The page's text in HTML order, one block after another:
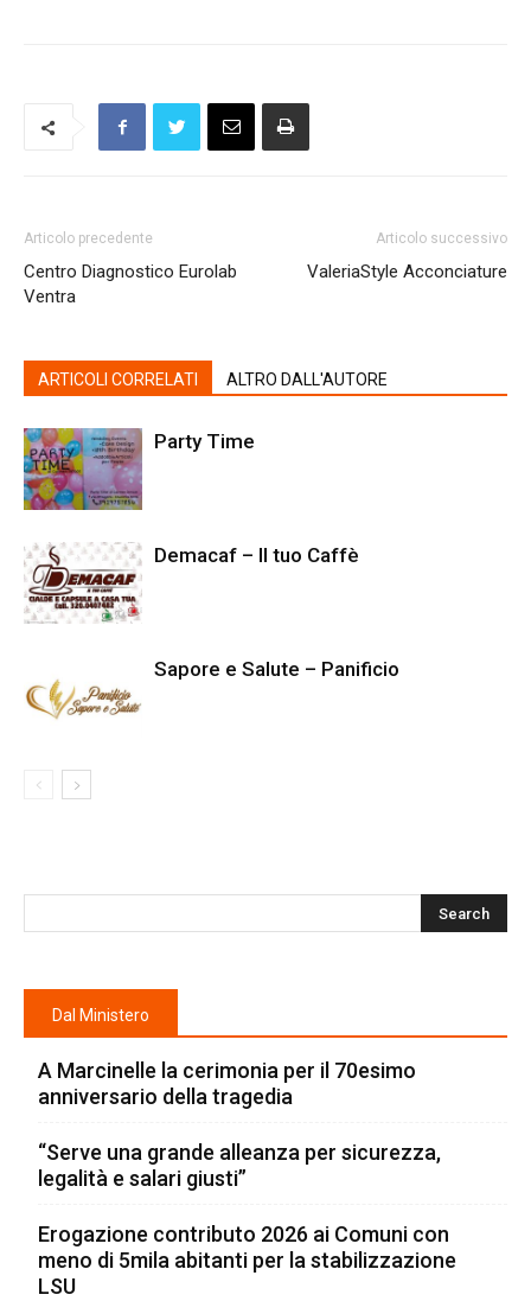
Articolo precedente
Centro Diagnostico Eurolab
Ventra
Articolo successivo
ValeriaStyle Acconciature
ARTICOLI CORRELATI ALTRO DALL'AUTORE
Party Time
Demacaf – Il tuo Caffè
Sapore e Salute – Panificio
Dal Ministero
A Marcinelle la cerimonia per il 70esimo
anniversario della tragedia
“Serve una grande alleanza per sicurezza,
legalità e salari giusti”
Erogazione contributo 2026 ai Comuni con
meno di 5mila abitanti per la stabilizzazione
LSU